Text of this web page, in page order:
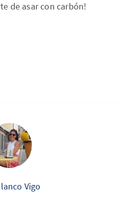
de asar con carbón!
Vigo